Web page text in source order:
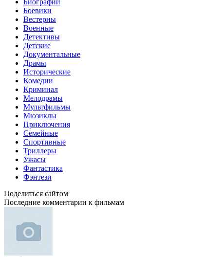
Биографии
Боевики
Вестерны
Военные
Детективы
Детские
Документальные
Драмы
Исторические
Комедии
Криминал
Мелодрамы
Мультфильмы
Мюзиклы
Приключения
Семейные
Спортивные
Триллеры
Ужасы
Фантастика
Фэнтези
Поделиться сайтом
Последние комментарии к фильмам